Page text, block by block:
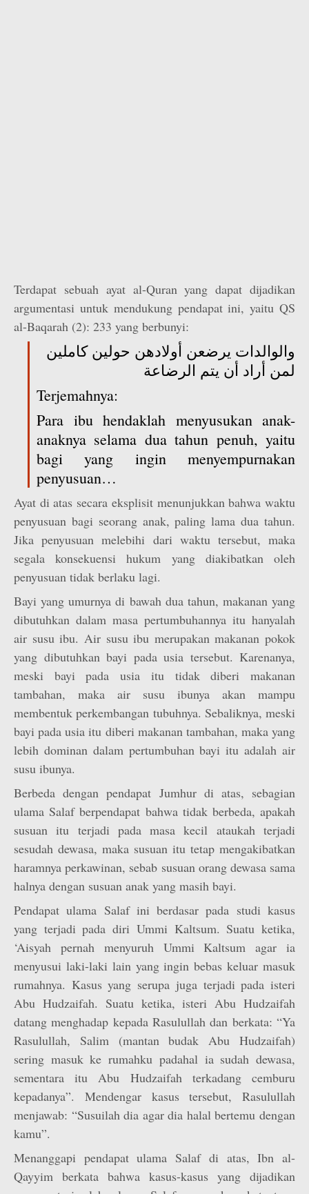
Terdapat sebuah ayat al-Quran yang dapat dijadikan
argumentasi untuk mendukung pendapat ini, yaitu QS
al-Baqarah (2): 233 yang berbunyi:
والوالدات يرضعن أولادهن حولين كاملين
لمن أراد أن يتم الرضاعة
Terjemahnya:
Para ibu hendaklah menyusukan anak-
anaknya selama dua tahun penuh, yaitu
bagi yang ingin menyempurnakan
penyusuan…
Ayat di atas secara eksplisit menunjukkan bahwa waktu
penyusuan bagi seorang anak, paling lama dua tahun.
Jika penyusuan melebihi dari waktu tersebut, maka
segala konsekuensi hukum yang diakibatkan oleh
penyusuan tidak berlaku lagi.
Bayi yang umurnya di bawah dua tahun, makanan yang
dibutuhkan dalam masa pertumbuhannya itu hanyalah
air susu ibu. Air susu ibu merupakan makanan pokok
yang dibutuhkan bayi pada usia tersebut. Karenanya,
meski bayi pada usia itu tidak diberi makanan
tambahan, maka air susu ibunya akan mampu
membentuk perkembangan tubuhnya. Sebaliknya, meski
bayi pada usia itu diberi makanan tambahan, maka yang
lebih dominan dalam pertumbuhan bayi itu adalah air
susu ibunya.
Berbeda dengan pendapat Jumhur di atas, sebagian
ulama Salaf berpendapat bahwa tidak berbeda, apakah
susuan itu terjadi pada masa kecil ataukah terjadi
sesudah dewasa, maka susuan itu tetap mengakibatkan
haramnya perkawinan, sebab susuan orang dewasa sama
halnya dengan susuan anak yang masih bayi.
Pendapat ulama Salaf ini berdasar pada studi kasus
yang terjadi pada diri Ummi Kaltsum. Suatu ketika,
‘Aisyah pernah menyuruh Ummi Kaltsum agar ia
menyusui laki-laki lain yang ingin bebas keluar masuk
rumahnya. Kasus yang serupa juga terjadi pada isteri
Abu Hudzaifah. Suatu ketika, isteri Abu Hudzaifah
datang menghadap kepada Rasulullah dan berkata: “Ya
Rasulullah, Salim (mantan budak Abu Hudzaifah)
sering masuk ke rumahku padahal ia sudah dewasa,
sementara itu Abu Hudzaifah terkadang cemburu
kepadanya”. Mendengar kasus tersebut, Rasulullah
menjawab: “Susuilah dia agar dia halal bertemu dengan
kamu”.
Menanggapi pendapat ulama Salaf di atas, Ibn al-
Qayyim berkata bahwa kasus-kasus yang dijadikan